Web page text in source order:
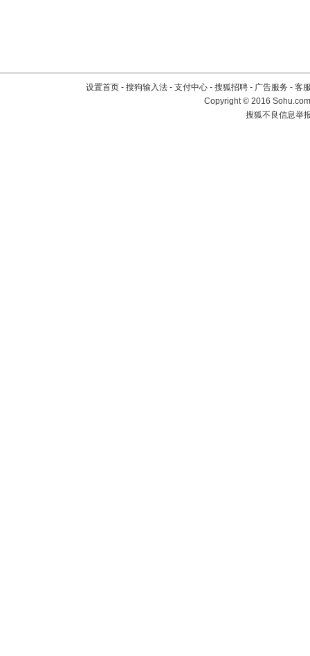
设置首页 - 搜狗输入法 - 支付中心 - 搜狐招聘 - 广告服务 - 客
Copyright©2016
搜狐不良信息举